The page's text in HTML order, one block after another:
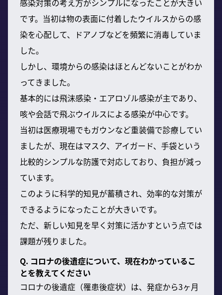
感染対策の考え方がシンプルになったことが大きい
です。当初は物の表面に付着したウイルスからの感
染を心配して、ドアノブなどを頻繁に消毒していま
した。
しかし、環境からの感染はほとんどないことがわか
ってきました。
基本的には飛沫感染・エアロゾル感染が主であり、
咳や会話で飛ぶウイルスによる感染が中心です。
当初は医療現場でもガウンなど重装備で診療してい
ましたが、現在はマスク、アイガード、手袋という
比較的シンプルな防護で対応しており、負担が減っ
ています。
このように科学的知見が蓄積され、効率的な対策が
できるようになったことが大きいです。
ただ、新しい知見を早く対策に活かすという点では
課題が残りました。
Q. コロナの後遺症について、現在わかっているこ
とを教えてください
コロナの後遺症（罹患後症状）は、発症から3ヶ月